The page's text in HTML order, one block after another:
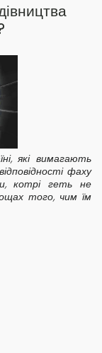
які вимагають
фаху
котрі геть не
того, чим їм